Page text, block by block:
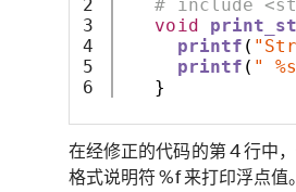
2
3
4
5
# include
void
printf (
printf ( "
}
在经修正的代码的第 4 行中
格式说明符 %f 来打印浮点值